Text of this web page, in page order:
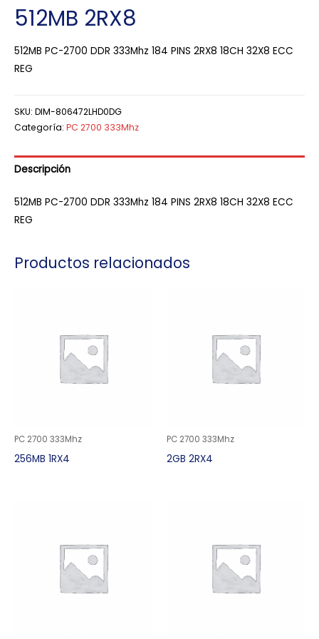
512MB 2RX8
512MB PC-2700 DDR 333Mhz 184 PINS 2RX8 18CH 32X8 ECC
REG
SKU: DIM-806472LHD0DG
Categoría: PC 2700 333Mhz
Descripción
512MB PC-2700 DDR 333Mhz 184 PINS 2RX8 18CH 32X8 ECC
REG
Productos relacionados
PC 2700 333Mhz
256MB 1RX4
PC 2700 333Mhz
2GB 2RX4